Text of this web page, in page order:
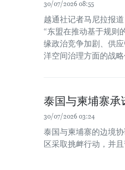
30/07/2026 08:55
越通社记者马尼拉报
“东盟在推动基于规则
缘政治竞争加剧、供
洋空间治理方面的战略
泰国与柬埔寨承
30/07/2026 03:24
泰国与柬埔寨的边境
区采取挑衅行动，并